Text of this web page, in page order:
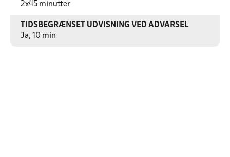
2x45 minutter
TIDSBEGRÆNSET UDVISNING VED ADVARSEL
Ja, 10 min